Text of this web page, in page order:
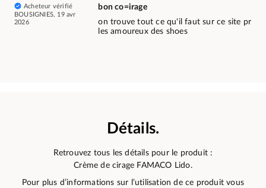
Acheteur vérifié
BOUSIGNIES, 19 avr
2026
bon co=irage
on trouve tout ce qu'il faut sur ce site pr
les amoureux des shoes
Détails.
Retrouvez tous les détails pour le produit :
Crème de cirage FAMACO Lido.
Pour plus d’informations sur l’utilisation de ce produit vous